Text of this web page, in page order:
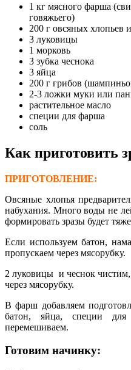
1 кг мясного фарша
говяжьего)
200 г овсяных хлопьев
3 луковицы
1 морковь
3 зубка чеснока
3 яйца
200 г грибов
2-3 ложки муки или
растительное масло
специи для фарша
соль
Как приготовить
ПРИГОТОВЛЕНИЕ:
Овсяные хлопья
набухания. Много воды не
формировать зразы будет
Если используем батон,
пропускаем через мясорубку.
2 луковицы и чеснок
через мясорубку.
В фарш добавляем
батон, яйца, специи
перемешиваем.
Готовим начинку: